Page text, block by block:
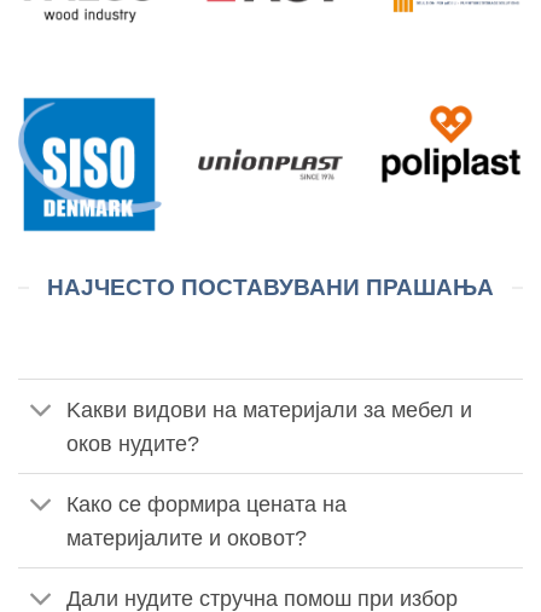
НАЈЧЕСТО ПОСТАВУВАНИ ПРАШАЊА
Kакви видови на материјали за мебел и
оков нудите?
Како се формира цената на
материјалите и оковот?
Дали нудите стручна помош при избор